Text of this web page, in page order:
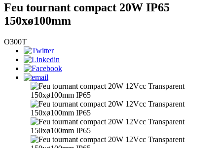
Feu tournant compact 20W IP65
150xø100mm
O300T